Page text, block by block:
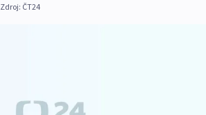
Zdroj: ČT24